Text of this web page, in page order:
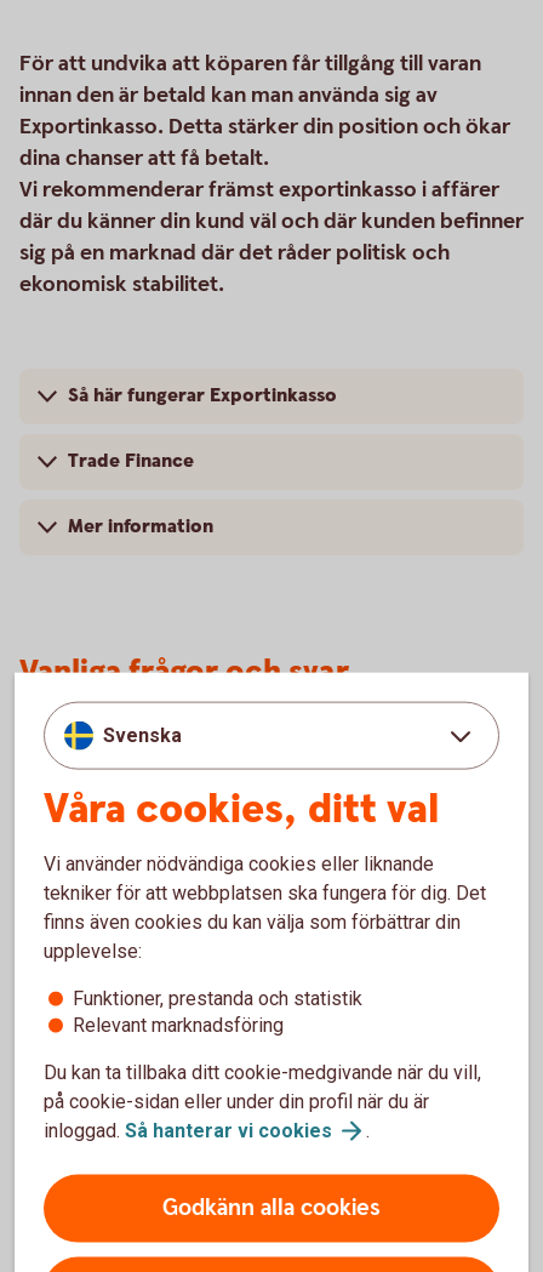
För att undvika att köparen får tillgång till varan
innan den är betald kan man använda sig av
Exportinkasso. Detta stärker din position och ökar
dina chanser att få betalt.
Vi rekommenderar främst exportinkasso i affärer
där du känner din kund väl och där kunden befinner
sig på en marknad där det råder politisk och
ekonomisk stabilitet.
Så här fungerar Exportinkasso
Trade Finance
Mer information
Vanliga frågor och svar
Kan köparen få tillgång till godset innan
betalning?
När får jag betalt under ett exportinkasso?
För att se detta innehåll behöver du först
godkänna cookies för Funktioner, prestanda
och statistik.
Inställningar för cookies
Svenska
Våra cookies, ditt val
Vi använder nödvändiga cookies eller liknande
tekniker för att webbplatsen ska fungera för dig. Det
finns även cookies du kan välja som förbättrar din
upplevelse:
Funktioner, prestanda och statistik
Relevant marknadsföring
Du kan ta tillbaka ditt cookie-medgivande när du vill,
på cookie-sidan eller under din profil när du är
inloggad. Så hanterar vi cookies .
Godkänn alla cookies